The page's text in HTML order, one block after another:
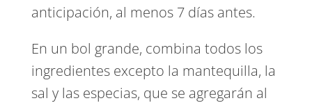
anticipación, al menos 7 días antes.
En un bol grande, combina todos los
ingredientes excepto la mantequilla, la
sal y las especias, que se agregarán al